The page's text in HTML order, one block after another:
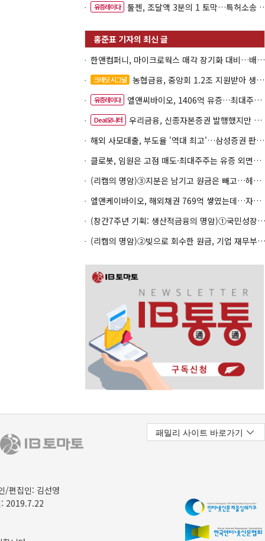
유증레이다 툴젠, 조달액 3분의 1 토막…특허소송 비용부터 챙긴다
한앤컴퍼니, 마이크로웍스 매각 장기화 대비…배당 회수판 깔았다
크레딧 시그널 농협금융, 중앙회 1.2조 지원받아 생산적금융 확대
유증레이다 엘앤씨바이오, 1406억 유증…최대주주는 절반만 청약
Deal모니터
우리금융, 신종자본증권 발행했지만 차환금리 '부담'
해외 사모대출, 부도율 '역대 최고'…삼성증권 판매상품도 환매 불안
클로봇, 임원은 고점 매도·최대주주는 유증 외면…책임투자 도마
(리캡의 명암)③지분은 남기고 원금은 빼고…헤지펀드로 번진 리캡
엘앤케이바이오, 해외채권 769억 쌓였는데…자회사 4곳 자본잠식
(창간7주년 기획: 생산적금융의 명암)①국민성장펀드 자금흐름 해부
(리캡의 명암)②빚으로 회수한 원금, 기업 재무부담으로 남았다
/편집인: 김선영
2019.7.22